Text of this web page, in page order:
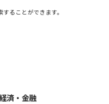
ることができます。
済・金融